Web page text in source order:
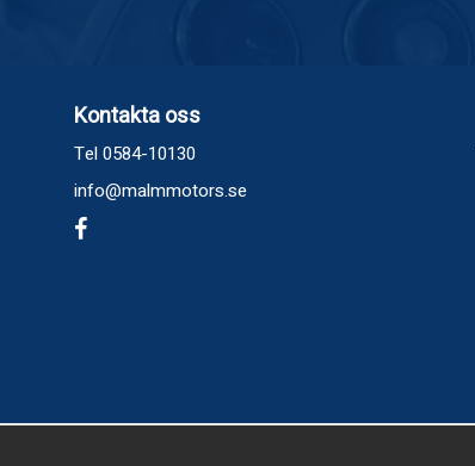
Kontakta oss
Tel 0584-10130
info@malmmotors.se